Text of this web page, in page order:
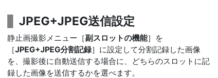
JPEG+JPEG送信設定
静止画撮影メニュー［副スロットの機能］を
［JPEG+JPEG分割記録］に設定して分割記録した画像
を、撮影後に自動送信する場合に、どちらのスロットに記
録した画像を送信するかを選べます。